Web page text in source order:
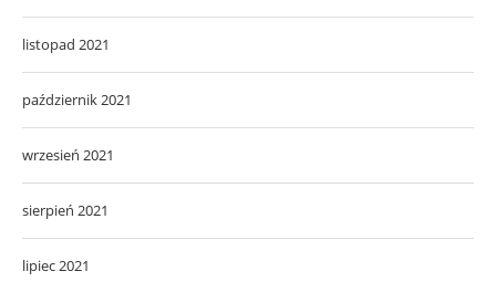
listopad 2021
październik 2021
wrzesień 2021
sierpień 2021
lipiec 2021